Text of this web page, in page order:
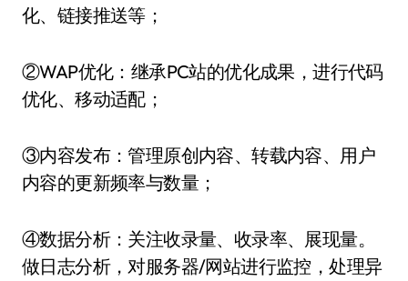
化、链接推送等；
②WAP优化：继承PC站的优化成果，进行代码
优化、移动适配；
③内容发布：管理原创内容、转载内容、用户
内容的更新频率与数量；
④数据分析：关注收录量、收录率、展现量。
做日志分析，对服务器/网站进行监控，处理异